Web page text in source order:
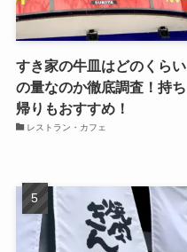
すき家の牛皿はどのくらい
の量なのか徹底調査！持ち
帰りもおすすめ！
レストラン・カフェ